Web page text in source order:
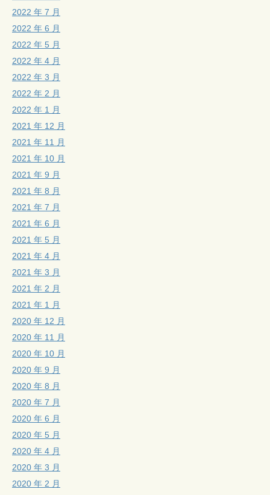
2022 年 7 月
2022 年 6 月
2022 年 5 月
2022 年 4 月
2022 年 3 月
2022 年 2 月
2022 年 1 月
2021 年 12 月
2021 年 11 月
2021 年 10 月
2021 年 9 月
2021 年 8 月
2021 年 7 月
2021 年 6 月
2021 年 5 月
2021 年 4 月
2021 年 3 月
2021 年 2 月
2021 年 1 月
2020 年 12 月
2020 年 11 月
2020 年 10 月
2020 年 9 月
2020 年 8 月
2020 年 7 月
2020 年 6 月
2020 年 5 月
2020 年 4 月
2020 年 3 月
2020 年 2 月